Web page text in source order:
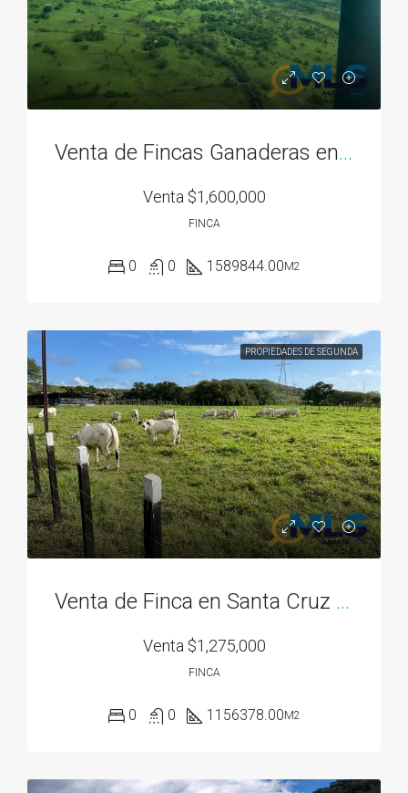
Venta de Fincas Ganaderas en Santa Cruz y Llano Grande Chame
Venta $1,600,000
FINCA
0 0 1589844.00M2
PROPIEDADES DE SEGUNDA
Venta de Finca en Santa Cruz Chame
Venta $1,275,000
FINCA
0 0 1156378.00M2